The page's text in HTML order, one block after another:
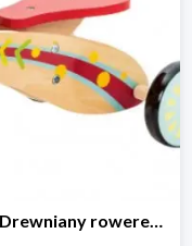
PLAYTIVE® Drewniany rowerek biegowy -33%